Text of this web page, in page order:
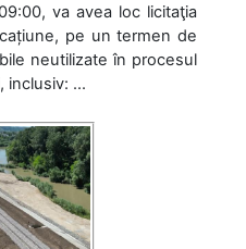
va avea loc licitaţia
pe un termen de
neutilizate în procesul
inclusiv: ...